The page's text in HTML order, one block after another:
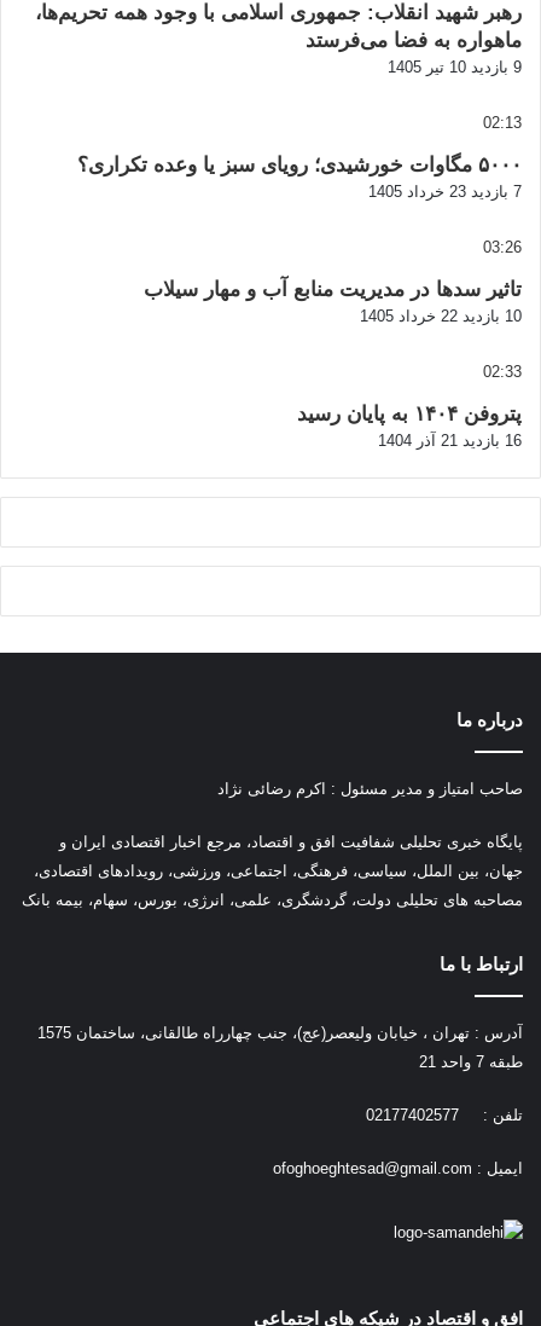
رهبر شهید انقلاب: جمهوری اسلامی با وجود همه تحریم‌ها،
ماهواره به فضا می‌فرستد
9 بازدید 10 تیر 1405
02:13
۵۰۰۰ مگاوات خورشیدی؛ رویای سبز یا وعده تکراری؟
7 بازدید 23 خرداد 1405
03:26
تاثیر سدها در مدیریت منابع آب و مهار سیلاب
10 بازدید 22 خرداد 1405
02:33
پتروفن ۱۴۰۴ به پایان رسید
16 بازدید 21 آذر 1404
درباره ما
صاحب امتیاز و مدیر مسئول : اکرم رضائی نژاد
پایگاه خبری تحلیلی شفافیت افق و اقتصاد، مرجع اخبار اقتصادی ایران و
جهان، بین الملل، سیاسی، فرهنگی، اجتماعی، ورزشی، رویدادهای اقتصادی،
مصاحبه های تحلیلی دولت، گردشگری، علمی، انرژی، بورس، سهام، بیمه بانک
ارتباط با ما
آدرس : تهران ، خیابان ولیعصر(عج)، جنب چهارراه طالقانی، ساختمان 1575
طبقه 7 واحد 21
تلفن : 02177402577
ایمیل : ofoghoeghtesad@gmail.com
افق و اقتصاد در شیکه های اجتماعی